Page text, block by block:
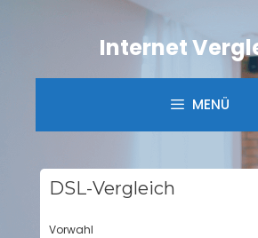
Internet
MENÜ
DSL-Vergleich
Vorwahl